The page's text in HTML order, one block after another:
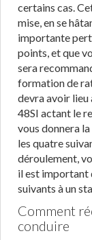
certains cas.
mise, en se
importante
points, et que
sera
formation de
devra avoir lieu
48SI actant le
vous donnera
les quatre
déroulement,
il est important
suivants à un
Comment
conduire